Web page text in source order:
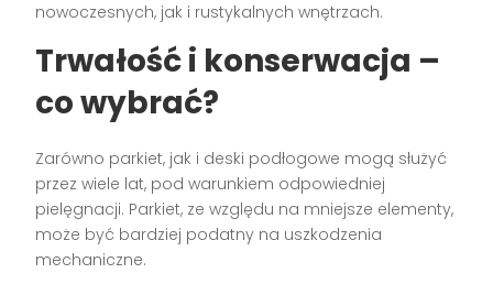
nowoczesnych, jak i rustykalnych wnętrzach.
Trwałość i konserwacja –
co wybrać?
Zarówno parkiet, jak i deski podłogowe mogą służyć
przez wiele lat, pod warunkiem odpowiedniej
pielęgnacji. Parkiet, ze względu na mniejsze elementy,
może być bardziej podatny na uszkodzenia
mechaniczne.